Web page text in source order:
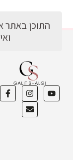
התוכן באתר